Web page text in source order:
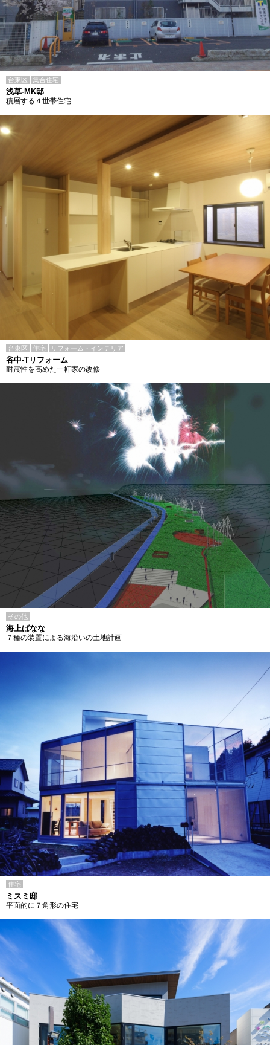
台東区 集合住宅
浅草-MK邸
積層する４世帯住宅
台東区 住宅 リフォーム・インテリア
谷中-Tリフォーム
耐震性を高めた一軒家の改修
その他
海上ばなな
７種の装置による海沿いの土地計画
住宅
ミスミ邸
平面的に７角形の住宅